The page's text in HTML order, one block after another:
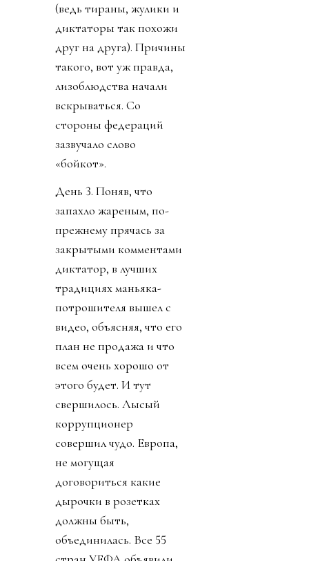
(ведь тираны, жулики и
диктаторы так похожи
друг на друга). Причины
такого, вот уж правда,
лизоблюдства начали
вскрываться. Со
стороны федераций
зазвучало слово
«бойкот».
День 3. Поняв, что
запахло жареным, по-
прежнему прячась за
закрытыми комментами
диктатор, в лучших
традициях маньяка-
потрошителя вышел с
видео, объясняя, что его
план не продажа и что
всем очень хорошо от
этого будет. И тут
свершилось. Лысый
коррупционер
совершил чудо. Европа,
не могущая
договориться какие
дырочки в розетках
должны быть,
объединилась. Все 55